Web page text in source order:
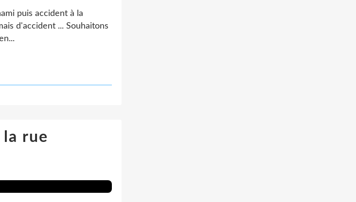
puis accident à la
d'accident ... Souhaitons
rue